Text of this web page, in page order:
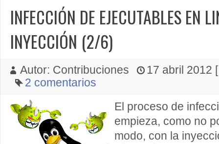
INFECCIÓN DE EJECUTABLES EN
INYECCIÓN (2/6)
Autor: Contribuciones
17 abril 2012
2 comentarios
El proceso de
empieza, como no
modo, con la